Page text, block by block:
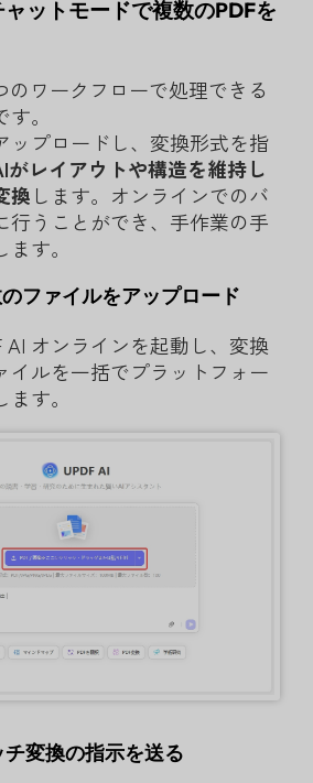
ットモードで複数のPDFを
のワークフローで処理できる
。
ップロードし、変換形式を指
がレイアウトや構造を維持し
換 します。オンラインでのバ
行うことができ、手作業の手
す。
ファイルをアップロード
AI オンラインを起動し、変換
イルを一括でプラットフォー
す。
変換の指示を送る